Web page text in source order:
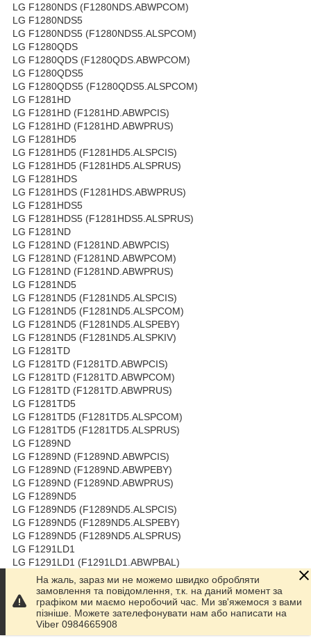
LG F1280NDS (F1280NDS.ABWPCOM)
LG F1280NDS5
LG F1280NDS5 (F1280NDS5.ALSPCOM)
LG F1280QDS
LG F1280QDS (F1280QDS.ABWPCOM)
LG F1280QDS5
LG F1280QDS5 (F1280QDS5.ALSPCOM)
LG F1281HD
LG F1281HD (F1281HD.ABWPCIS)
LG F1281HD (F1281HD.ABWPRUS)
LG F1281HD5
LG F1281HD5 (F1281HD5.ALSPCIS)
LG F1281HD5 (F1281HD5.ALSPRUS)
LG F1281HDS
LG F1281HDS (F1281HDS.ABWPRUS)
LG F1281HDS5
LG F1281HDS5 (F1281HDS5.ALSPRUS)
LG F1281ND
LG F1281ND (F1281ND.ABWPCIS)
LG F1281ND (F1281ND.ABWPCOM)
LG F1281ND (F1281ND.ABWPRUS)
LG F1281ND5
LG F1281ND5 (F1281ND5.ALSPCIS)
LG F1281ND5 (F1281ND5.ALSPCOM)
LG F1281ND5 (F1281ND5.ALSPEBY)
LG F1281ND5 (F1281ND5.ALSPKIV)
LG F1281TD
LG F1281TD (F1281TD.ABWPCIS)
LG F1281TD (F1281TD.ABWPCOM)
LG F1281TD (F1281TD.ABWPRUS)
LG F1281TD5
LG F1281TD5 (F1281TD5.ALSPCOM)
LG F1281TD5 (F1281TD5.ALSPRUS)
LG F1289ND
LG F1289ND (F1289ND.ABWPCIS)
LG F1289ND (F1289ND.ABWPEBY)
LG F1289ND (F1289ND.ABWPRUS)
LG F1289ND5
LG F1289ND5 (F1289ND5.ALSPCIS)
LG F1289ND5 (F1289ND5.ALSPEBY)
LG F1289ND5 (F1289ND5.ALSPRUS)
LG F1291LD1
LG F1291LD1 (F1291LD1.ABWPBAL)
LG F1291LD1 (F1291LD1.ABWPCIS)
LG F1291LD1 (F1291LD1.ABWPCOM)
LG F1292LD
LG F1292LD (F1292LD.ABWPCIS)
LG F1292MD
На жаль, зараз ми не можемо швидко обробляти
замовлення та повідомлення, т.к. на даний момент за
графіком ми маємо неробочий час. Ми зв'яжемося з вами
пізніше. Можете зателефонувати нам або написати на
Viber 0984665908